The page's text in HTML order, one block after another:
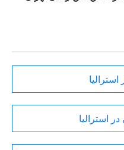
استرالیا